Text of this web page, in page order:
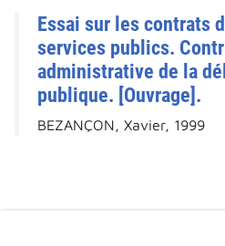
Essai sur les contrats
services publics.
administrative de la
publique. [Ouvrage].
BEZANÇON, Xavier, 1999